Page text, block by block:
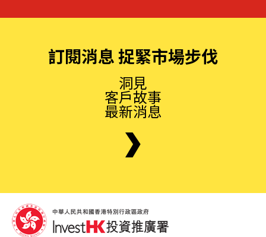
訂閱消息 捉緊市場步伐
洞見
客戶故事
最新消息